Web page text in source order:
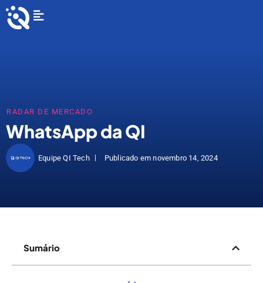
para
RADAR DE MERCADO
WhatsApp da QI
Equipe QI Tech Publicado em novembro 14, 2024
Sumário